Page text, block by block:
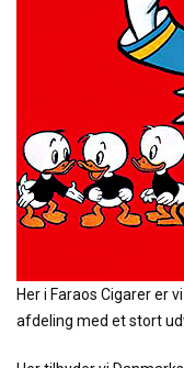
Her i Faraos Cigarer er
afdeling med et stort